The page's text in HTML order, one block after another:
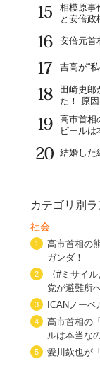
15
相模原事
と安倍政
16
安倍元首
17
吉高が“
18
田崎史郎
た！ 原
19
高市首相
ピール
20
結婚した
カテゴリ別
社会
1
高市首相の
ガンダ！
2
〈#ミサイ
党が避難所
3 ICANノー
4
高市首相の
ルは本当な
5 愛川欽也が